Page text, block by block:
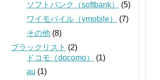
ソフトバンク（softbank）
(5)
ワイモバイル（ymobile）
(7)
その他 (8)
ブラックリスト (2)
ドコモ（docomo）
(1)
au (1)